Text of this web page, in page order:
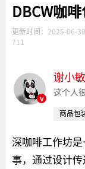
DBCW咖
更新时间： 2025-06-
711
v
谢小敏
这个人
商品包
深咖啡工作坊
事，通过设计